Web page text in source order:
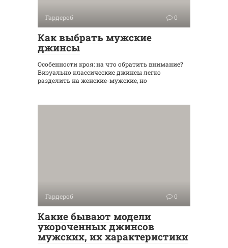
Гардероб 0
Как выбрать мужские
джинсы
Особенности кроя: на что обратить внимание?
Визуально классические джинсы легко
разделить на женские-мужские, но
Гардероб 0
Какие бывают модели
укороченных джинсов
мужских, их характеристики